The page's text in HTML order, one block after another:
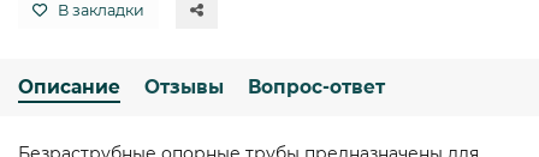
В закладки
Описание Отзывы Вопрос-ответ